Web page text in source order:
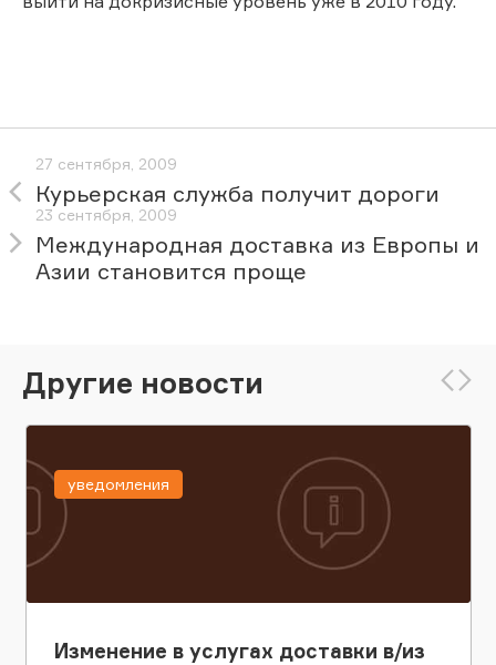
27 сентября, 2009
Курьерская служба получит дороги
23 сентября, 2009
Международная доставка из Европы и
Азии становится проще
Другие новости
Изменение в услугах доставки в/из
уведомления